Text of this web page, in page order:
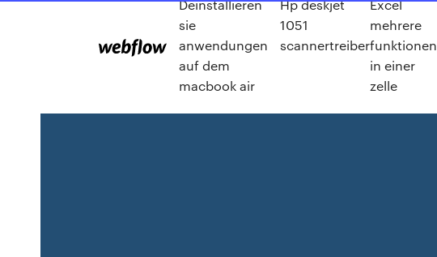
Deinstallieren
sie
anwendungen
auf dem
macbook air
Hp deskjet
1051
scannertreiber
Excel
mehrere
funktionen
in einer
zelle